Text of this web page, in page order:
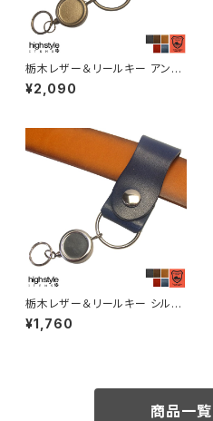
栃木レザー＆リールキー アンテ
ィークカラー シェイプデザイン
ベルトループキーホルダー hs-
¥2,090
栃木レザー＆リールキー シルバ
ーカラー シェイプデザイン ベル
トループキーホルダー hs-kit-1
¥1,760
商品一